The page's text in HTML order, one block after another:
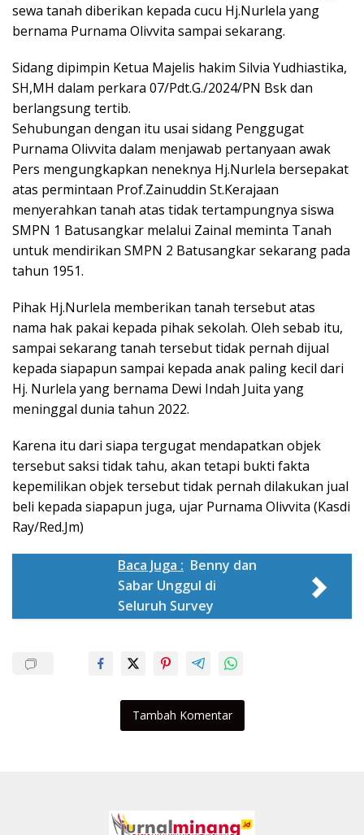
sewa tanah diberikan kepada cucu Hj.Nurlela yang
bernama Purnama Olivvita sampai sekarang.
Sidang dipimpin Ketua Majelis hakim Silvia Yudhiastika,
SH,MH dalam perkara 07/Pdt.G./2024/PN Bsk dan
berlangsung tertib.
Sehubungan dengan itu usai sidang Penggugat
Purnama Olivvita dalam menjawab pertanyaan awak
Pers mengungkapkan neneknya Hj.Nurlela bersepakat
atas permintaan Prof.Zainuddin St.Kerajaan
menyerahkan tanah atas tidak tertampungnya siswa
SMPN 1 Batusangkar melalui Zainal meminta Tanah
untuk mendirikan SMPN 2 Batusangkar sekarang pada
tahun 1951.
Pihak Hj.Nurlela memberikan tanah tersebut atas
nama hak pakai kepada pihak sekolah. Oleh sebab itu,
sampai sekarang tanah tersebut tidak pernah dijual
kepada siapapun sampai kepada anak paling kecil dari
Hj. Nurlela yang bernama Dewi Indah Juita yang
meninggal dunia tahun 2022.
Karena itu dari siapa tergugat mendapatkan objek
tersebut saksi tidak tahu, akan tetapi bukti fakta
kepemilikan objek tersebut tidak pernah dilakukan jual
beli kepada siapapun juga, ujar Purnama Olivvita (Kasdi
Ray/Red.Jm)
Baca Juga : Benny dan
Sabar Unggul di
Seluruh Survey
Tambah Komentar